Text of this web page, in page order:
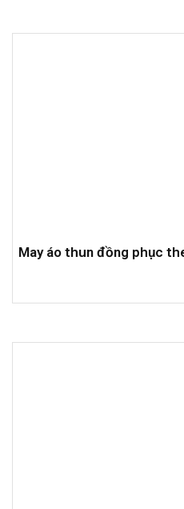
May áo thun đồng phục